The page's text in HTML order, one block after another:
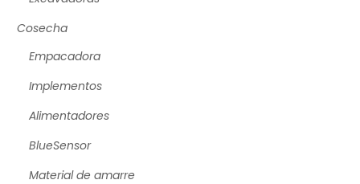
Cosecha
Empacadora
Implementos
Alimentadores
BlueSensor
Material de amarre